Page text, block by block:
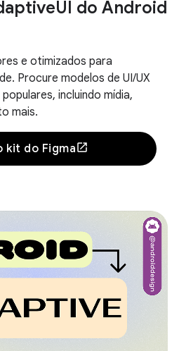
UI do Android
e otimizados para
Procure modelos de UI/UX
incluindo mídia,
mais.
kit do Figma